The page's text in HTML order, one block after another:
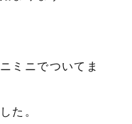
ミニでついてま
た。